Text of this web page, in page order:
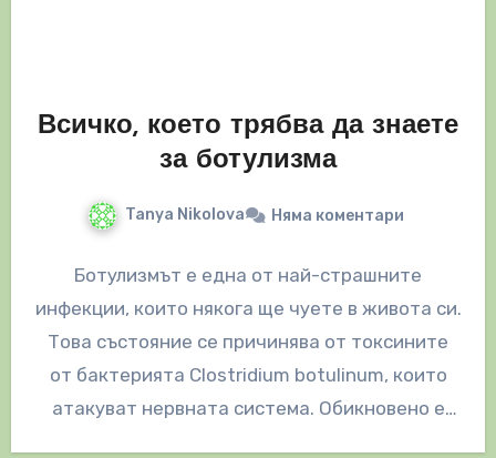
Всичко, което трябва да знаете
за ботулизма
Tanya Nikolova Няма коментари
Ботулизмът е една от най-страшните
инфекции, които някога ще чуете в живота си.
Това състояние се причинява от токсините
от бактерията Clostridium botulinum, които
атакуват нервната система. Обикновено е